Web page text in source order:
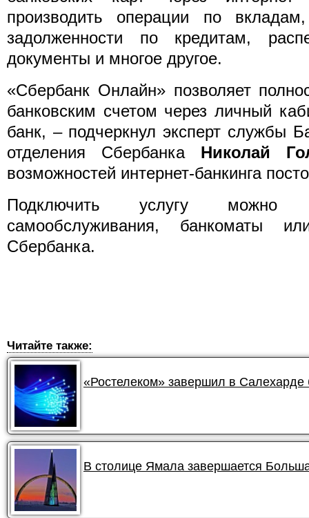
производить операции по
задолженности по кредитам,
документы и многое другое.
«Сбербанк Онлайн» позволяет
банковским счетом через личный
банк, – подчеркнул эксперт службы
отделения Сбербанка Николай
возможностей интернет-банкинга
Подключить услугу можно
самообслуживания,
Сбербанка.
Читайте также:
«Ростелеком» завершил в Салехарде
В столице Ямала завершается